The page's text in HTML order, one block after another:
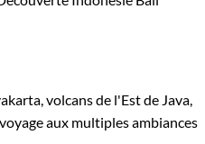
de la Sonde
volcans de l'Est de Java,
aux multiples ambiances